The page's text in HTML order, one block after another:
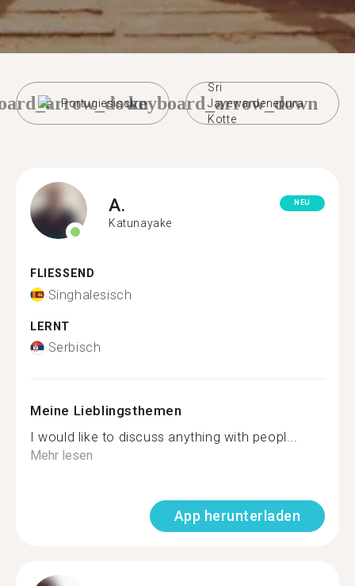
Portugiesisch
Sri
Jayewardenepura
Kotte
keyboard_arrow_down
A.
Katunayake
NEU
FLIESSEND
Singhalesisch
LERNT
Serbisch
Meine Lieblingsthemen
I would like to discuss anything with peopl...
Mehr lesen
App herunterladen